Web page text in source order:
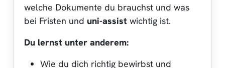
welche Dokumente du brauchst und was
bei Fristen und uni-assist wichtig ist.
Du lernst unter anderem:
Wie du dich richtig bewirbst und